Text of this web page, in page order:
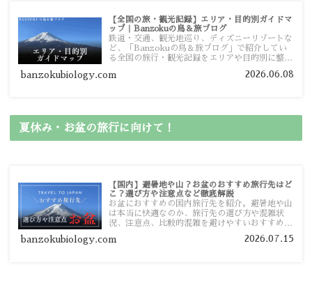
【全国の旅・観光記録】エリア・目的別ガイドマ
ップ｜Banzokuの鳥＆旅ブログ
鉄道・交通、観光地巡り、ディズニーリゾートな
ど、「Banzokuの鳥＆旅ブログ」で紹介してい
る全国の旅行・観光記録をエリアや目的別に整理
ガイドマップからスムーズに見つけていただけま
banzokubiology.com 2026.06.08
夏休み・お盆の旅行に向けて！
【国内】避暑地や山？お盆のおすすめ旅行先はど
こ？選び方や注意点など徹底解説
お盆におすすめの国内旅行先を紹介。避暑地や山
は本当に快適なのか、旅行先の選び方や混雑状
況、注意点、比較的混雑を避けやすいおすすめス
す。
banzokubiology.com 2026.07.15